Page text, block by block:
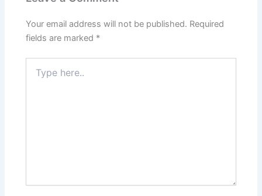
Your email address will not be published. Required
fields are marked *
here..